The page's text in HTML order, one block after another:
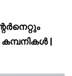
കമ്പനികൾ |